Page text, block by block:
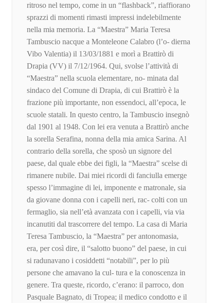
ritroso nel tempo, come in un “flashback”, riaffiorano
sprazzi di momenti rimasti impressi indelebilmente
nella mia memoria. La “Maestra” Maria Teresa
Tambuscio nacque a Monteleone Calabro (l’o- dierna
Vibo Valentia) il 13/03/1881 e morì a Brattirò di
Drapia (VV) il 7/12/1964. Qui, svolse l’attività di
“Maestra” nella scuola elementare, no- minata dal
sindaco del Comune di Drapia, di cui Brattirò è la
frazione più importante, non essendoci, all’epoca, le
scuole statali. In questo centro, la Tambuscio insegnò
dal 1901 al 1948. Con lei era venuta a Brattirò anche
la sorella Serafina, nonna della mia amica Sarina. Al
contrario della sorella, che sposò un signore del
paese, dal quale ebbe dei figli, la “Maestra” scelse di
rimanere nubile. Dai miei ricordi di fanciulla emerge
spesso l’immagine di lei, imponente e matronale, sia
da giovane donna con i capelli neri, rac- colti con un
fermaglio, sia nell’età avanzata con i capelli, via via
incanutiti dal trascorrere del tempo. La casa di Maria
Teresa Tambuscio, la “Maestra” per antonomasia,
era, per così dire, il “salotto buono” del paese, in cui
si radunavano i cosiddetti “notabili”, per lo più
persone che amavano la cul- tura e la conoscenza in
genere. Tra queste, ricordo, c’erano: il parroco, don
Pasquale Bagnato, di Tropea; il medico condotto e il